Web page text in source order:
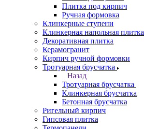
Плитка под кирпич
Ручная формовка
Клинкерные ступени
Клинкерная напольная плитка
Декоративная плитка
Керамогранит
Кирпич ручной формовки
Тротуарная брусчатка
Назад
Тротуарная брусчатка
Клинкерная брусчатка
Бетонная брусчатка
Ригельный кирпич
Гипсовая плитка